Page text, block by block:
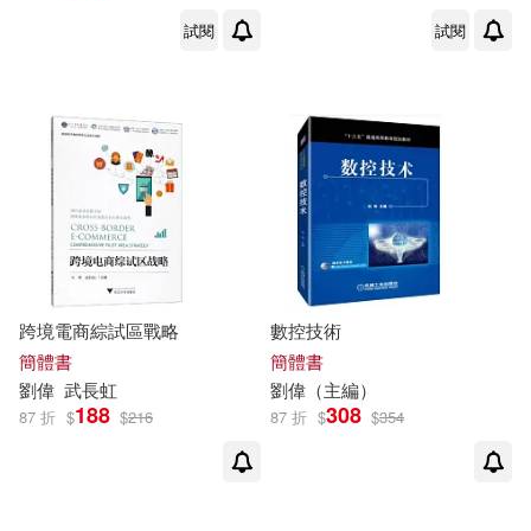
劉偉麗，李萍（主編）(1)
劉偉麗，樊雙義，周染雲（主編）
劉偉龍(1)
劉偉（執行主編）(1)
劉偉（編）(1)
中國農業科學技術出版社(1)
中央廣播電視大學出版社(1)
中央編譯出版社(1)
中華書局(香港)(1) 中藝(1)
中醫古籍出版社(1)
試閱
試閱
跨境電商綜試區戰略
簡體書
劉偉 武長虹
87 折 $188 $216
數控技術
簡體書
劉偉 （主編）
87 折 $308 $354